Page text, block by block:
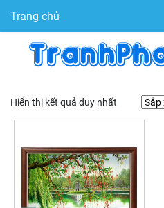
Trang chủ
Hiển thị kết quả duy nhất